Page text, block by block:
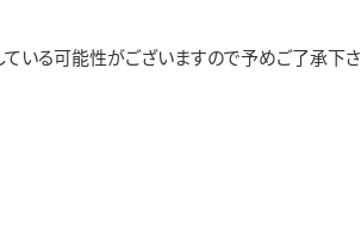
ている可能性がございますので予めご了承下さ